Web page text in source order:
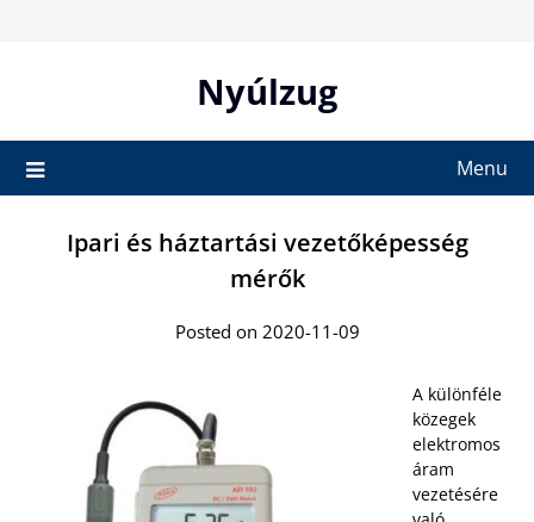
Nyúlzug
Menu
Ipari és háztartási vezetőképesség
mérők
Posted on 2020-11-09
A különféle
közegek
elektromos
áram
vezetésére